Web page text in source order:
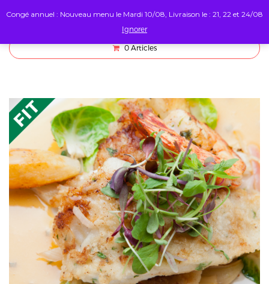
0 Articles
Congé annuel : Nouveau menu le Mardi 10/08, Livraison le : 21, 22 et 24/08
Ignorer